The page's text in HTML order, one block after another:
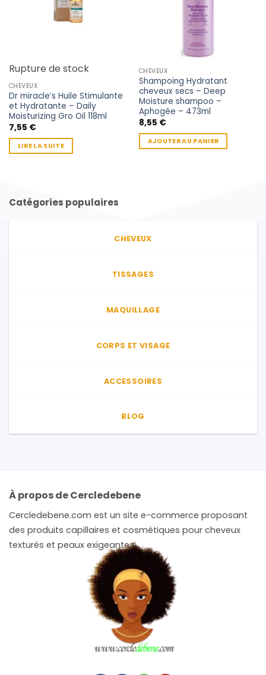
Rupture de stock
CHEVEUX
Dr miracle’s Huile Stimulante
et Hydratante – Daily
Moisturizing Gro Oil 118ml
7,55 €
LIRE LA SUITE
CHEVEUX
Shampoing Hydratant
cheveux secs – Deep
Moisture shampoo –
Aphogée – 473ml
8,55 €
AJOUTER AU PANIER
Catégories populaires
CHEVEUX
TISSAGES
MAQUILLAGE
CORPS ET VISAGE
ACCESSOIRES
BLOG
À propos de Cercledebene
Cercledebene.com est un site e-commerce proposant
des produits capillaires et cosmétiques pour cheveux
texturés et peaux exigeantes.